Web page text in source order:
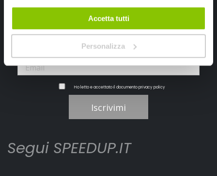
Accetta tutti
Personalizza
Ricevi subito uno sconto del 10% per il tuo primo acquisto online!
Ho letto e accettato il documentoprivacy policy
Iscrivimi
Segui SPEEDUP.IT